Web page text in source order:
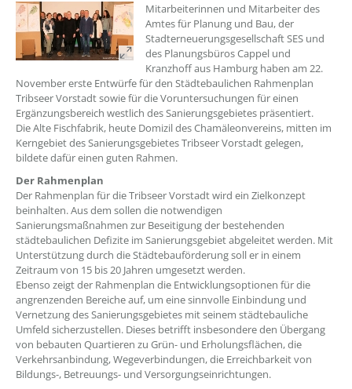
??? absaetzeOben[1]/titel ???
Mitarbeiterinnen und Mitarbeiter des
Amtes für Planung und Bau, der
Stadterneuerungsgesellschaft SES und
des Planungsbüros Cappel und
Kranzhoff aus Hamburg haben am 22.
November erste Entwürfe für den Städtebaulichen Rahmenplan
Tribseer Vorstadt sowie für die Voruntersuchungen für einen
Ergänzungsbereich westlich des Sanierungsgebietes präsentiert.
Die Alte Fischfabrik, heute Domizil des Chamäleonvereins, mitten im
Kerngebiet des Sanierungsgebietes Tribseer Vorstadt gelegen,
bildete dafür einen guten Rahmen.
Der Rahmenplan
Der Rahmenplan für die Tribseer Vorstadt wird ein Zielkonzept
beinhalten. Aus dem sollen die notwendigen
Sanierungsmaßnahmen zur Beseitigung der bestehenden
städtebaulichen Defizite im Sanierungsgebiet abgeleitet werden. Mit
Unterstützung durch die Städtebauförderung soll er in einem
Zeitraum von 15 bis 20 Jahren umgesetzt werden.
Ebenso zeigt der Rahmenplan die Entwicklungsoptionen für die
angrenzenden Bereiche auf, um eine sinnvolle Einbindung und
Vernetzung des Sanierungsgebietes mit seinem städtebauliche
Umfeld sicherzustellen. Dieses betrifft insbesondere den Übergang
von bebauten Quartieren zu Grün- und Erholungsflächen, die
Verkehrsanbindung, Wegeverbindungen, die Erreichbarkeit von
Bildungs-, Betreuungs- und Versorgungseinrichtungen.